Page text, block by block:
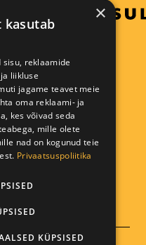
TARTU
×
kasutab
sisu, reklaamide
liikluse
jagame teavet meie
oma reklaami- ja
kes võivad seda
mille olete
nad on kogunud teie
Privaatsuspoliitika
KÜPSISED